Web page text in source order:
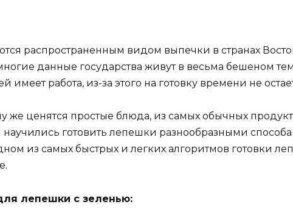
распространенным видом выпечки в странах
данные государства живут в весьма бешеном
имеет работа, из-за этого на готовку времени не
же ценятся простые блюда, из самых обычных
научились готовить лепешки разнообразными
из самых быстрых и легких алгоритмов готовки
лепешки с зеленью: